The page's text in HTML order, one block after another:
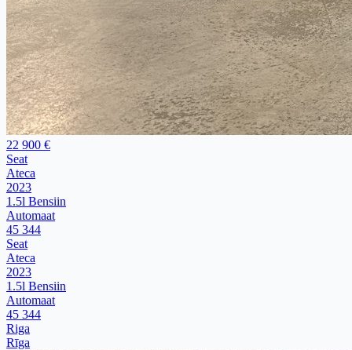
22 900 €
Seat
Ateca
2023
1.5l Bensiin
Automaat
45 344
Seat
Ateca
2023
1.5l Bensiin
Automaat
45 344
Riga
Rīga